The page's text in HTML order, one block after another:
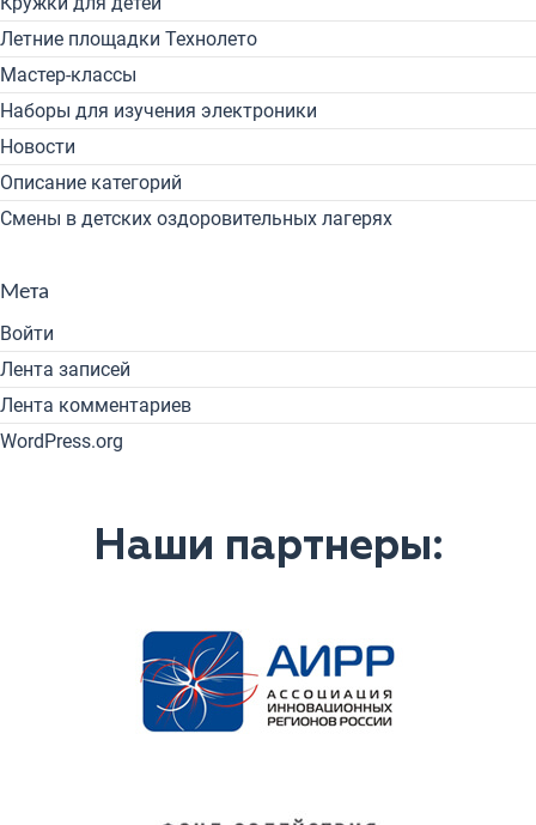
Летние площадки Технолето
Мастер-классы
Наборы для изучения электроники
Новости
Описание категорий
Смены в детских оздоровительных лагерях
Мета
Войти
Лента записей
Лента комментариев
WordPress.org
Наши партнеры: